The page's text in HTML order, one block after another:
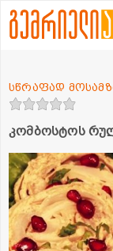
კომბოსტოს
სწრაფად